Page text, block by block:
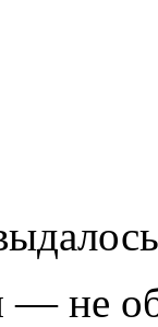
— не